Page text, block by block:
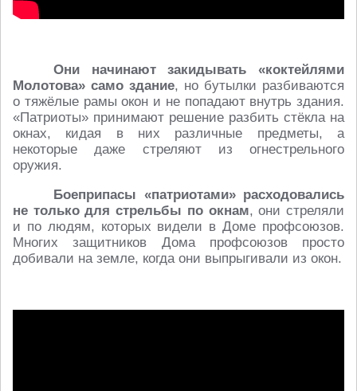
Они начинают закидывать «коктейлями
Молотова» само здание, но бутылки разбиваются
о тяжёлые рамы окон и не попадают внутрь здания.
«Патриоты» принимают решение разбить стёкла на
окнах, кидая в них различные предметы, а
некоторые даже стреляют из огнестрельного
оружия.
Боеприпасы «патриотами» расходовались
не только для стрельбы по окнам, они стреляли
и по людям, которых видели в Доме профсоюзов.
Многих защитников Дома профсоюзов просто
добивали на земле, когда они выпрыгивали из окон.